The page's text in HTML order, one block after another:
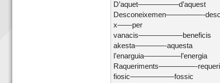
D’aquet—————–d’aquest
Desconeixemen—————-
x——per
vanacis——————beneficis
akesta————-aquesta
l’enarguia—————l’energia
Raqueriments—————-
fiosic——————fossic